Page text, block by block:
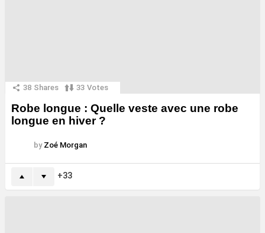
38 Shares 33 Votes
Robe longue : Quelle veste avec une robe
longue en hiver ?
by Zoé Morgan
33